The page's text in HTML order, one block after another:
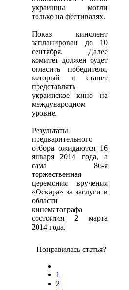
украинцы могли
только на фестивалях.
Показ кинолент
запланирован до 10
сентября. Далее
комитет должен будет
огласить победителя,
который и станет
представлять
украинское кино на
международном
уровне.
Результаты
предварительного
отбора ожидаются 16
января 2014 года, а
сама 86-я
торжественная
церемония вручения
«Оскара» за заслуги в
области
кинематографа
состоится 2 марта
2014 года.
Понравилась статья?
1
2